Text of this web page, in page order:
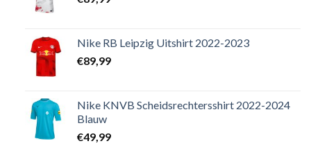
Nike RB Leipzig Uitshirt 2022-2023
€89,99
Nike KNVB Scheidsrechtersshirt 2022-2024
Blauw
€49,99